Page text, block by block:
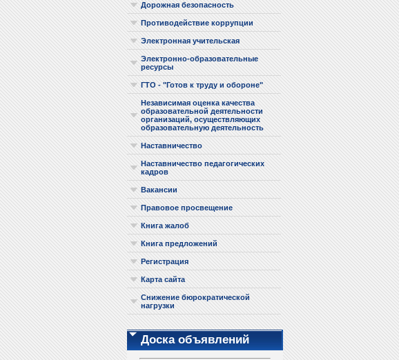
Дорожная безопасность
Противодействие коррупции
Электронная учительская
Электронно-образовательные
ресурсы
ГТО - "Готов к труду и обороне"
Независимая оценка качества
образовательной деятельности
организаций, осуществляющих
образовательную деятельность
Наставничество
Наставничество педагогических
кадров
Вакансии
Правовое просвещение
Книга жалоб
Книга предложений
Регистрация
Карта сайта
Снижение бюрократической
нагрузки
Доска объявлений